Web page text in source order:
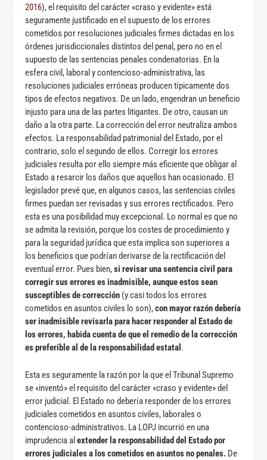
2016), el requisito del carácter «craso y evidente» está
seguramente justificado en el supuesto de los errores
cometidos por resoluciones judiciales firmes dictadas en los
órdenes jurisdiccionales distintos del penal, pero no en el
supuesto de las sentencias penales condenatorias. En la
esfera civil, laboral y contencioso-administrativa, las
resoluciones judiciales erróneas producen típicamente dos
tipos de efectos negativos. De un lado, engendran un beneficio
injusto para una de las partes litigantes. De otro, causan un
daño a la otra parte. La corrección del error neutraliza ambos
efectos. La responsabilidad patrimonial del Estado, por el
contrario, solo el segundo de ellos. Corregir los errores
judiciales resulta por ello siempre más eficiente que obligar al
Estado a resarcir los daños que aquellos han ocasionado. El
legislador prevé que, en algunos casos, las sentencias civiles
firmes puedan ser revisadas y sus errores rectificados. Pero
esta es una posibilidad muy excepcional. Lo normal es que no
se admita la revisión, porque los costes de procedimiento y
para la seguridad jurídica que esta implica son superiores a
los beneficios que podrían derivarse de la rectificación del
eventual error. Pues bien,si revisar una sentencia civil para
corregir sus errores es inadmisible, aunque estos sean
susceptibles de corrección (y casi todos los errores
cometidos en asuntos civiles lo son),con mayor razón debería
ser inadmisible revisarla para hacer responder al Estado de
los errores, habida cuenta de que el remedio de la corrección
es preferible al de la responsabilidad estatal .
Esta es seguramente la razón por la que el Tribunal Supremo
se «inventó» el requisito del carácter «craso y evidente» del
error judicial. El Estado no debería responder de los errores
judiciales cometidos en asuntos civiles, laborales o
contencioso-administrativos. La LOPJ incurrió en una
imprudencia alextender la responsabilidad del Estado por
errores judiciales a los cometidos en asuntos no penales. De